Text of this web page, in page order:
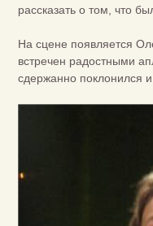
рассказать о том, что
На сцене появляется
встречен радостными
сдержанно поклонился